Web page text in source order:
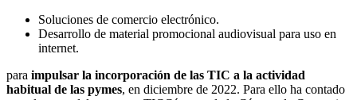
Soluciones de comercio electrónico.
Desarrollo de material promocional audiovisual para uso en
internet.
para impulsar la incorporación de las TIC a la actividad
habitual de las pymes, en diciembre de 2022. Para ello ha contado